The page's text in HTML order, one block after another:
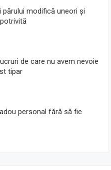
părului modifică uneori și
de care nu avem nevoie
tipar
personal fără să fie